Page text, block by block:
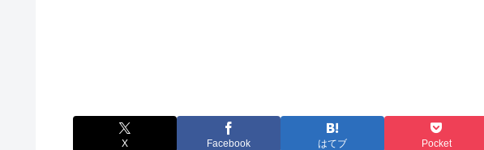
X Facebook はてブ Pocket